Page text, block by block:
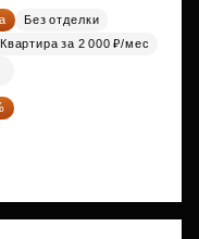
Без отделки
Квартира за 2 000 ₽/мес